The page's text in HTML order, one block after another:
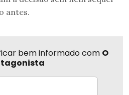
antes.
bem informado com O